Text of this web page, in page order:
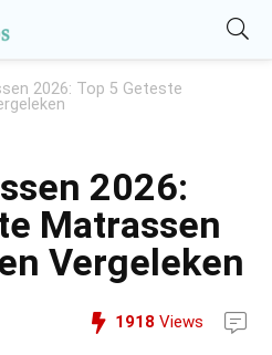
2026: Top 5 Geteste
2026:
Matrassen
Vergeleken
1918 Views